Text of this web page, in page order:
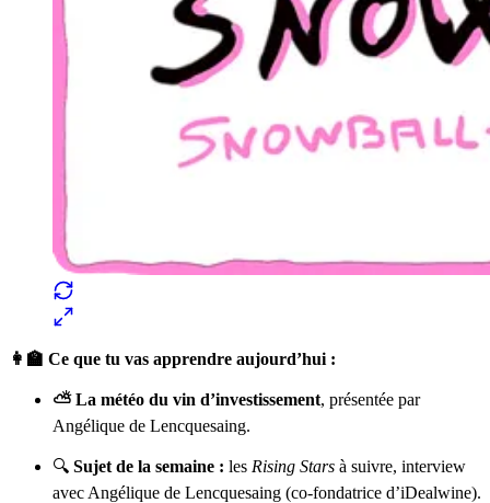
👩‍🏫 Ce que tu vas apprendre aujourd’hui :
⛅ La météo du vin d’investissement, présentée par
Angélique de Lencquesaing.
🔍 Sujet de la semaine : les Rising Stars à suivre, interview
avec Angélique de Lencquesaing (co-fondatrice d’iDealwine).